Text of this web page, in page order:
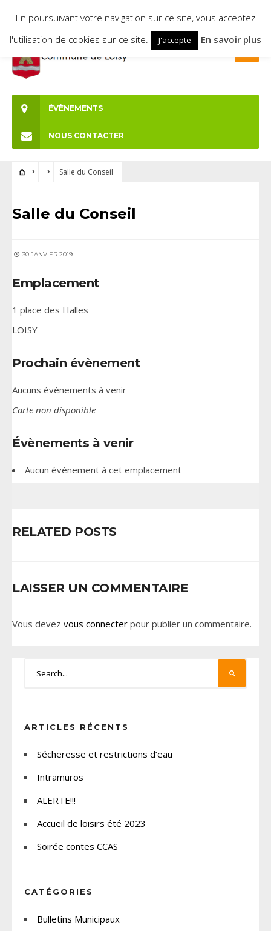
ÉVÈNEMENTS
NOUS CONTACTER
Salle du Conseil
Salle du Conseil
30 JANVIER 2019
Emplacement
1 place des Halles
LOISY
Prochain évènement
Aucuns évènements à venir
Carte non disponible
Évènements à venir
Aucun évènement à cet emplacement
RELATED POSTS
LAISSER UN COMMENTAIRE
Vous devez vous connecter pour publier un commentaire.
ARTICLES RÉCENTS
Sécheresse et restrictions d’eau
Intramuros
ALERTE!!!
Accueil de loisirs été 2023
Soirée contes CCAS
CATÉGORIES
Bulletins Municipaux
En poursuivant votre navigation sur ce site, vous acceptez
l'utilisation de cookies sur ce site.
J'accepte En savoir plus